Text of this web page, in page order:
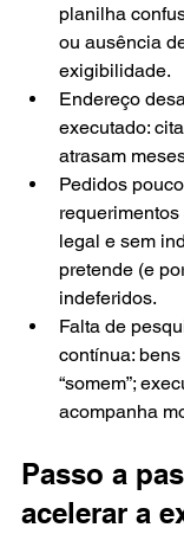
planilha
ou ausência
exigibilidade.
Endereço
executado:
atrasam
Pedidos
legal e sem
pretende (e
indeferidos.
Falta de
contínua: bens
“somem”;
acompanha
Passo a
acelerar a